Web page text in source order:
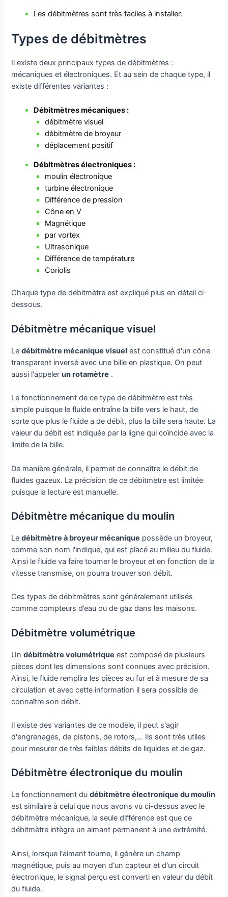
Les débitmètres sont très faciles à installer.
Types de débitmètres
Il existe deux principaux types de débitmètres :
mécaniques et électroniques. Et au sein de chaque type, il
existe différentes variantes :
Débitmètres mécaniques :
débitmètre visuel
débitmètre de broyeur
déplacement positif
Débitmètres électroniques :
moulin électronique
turbine électronique
Différence de pression
Cône en V
Magnétique
par vortex
Ultrasonique
Différence de température
Coriolis
Chaque type de débitmètre est expliqué plus en détail ci-
dessous.
Débitmètre mécanique visuel
Ledébitmètre mécanique visuel est constitué d'un cône
transparent inversé avec une bille en plastique. On peut
aussi l'appelerun rotamètre .
Le fonctionnement de ce type de débitmètre est très
simple puisque le fluide entraîne la bille vers le haut, de
sorte que plus le fluide a de débit, plus la bille sera haute. La
valeur du débit est indiquée par la ligne qui coïncide avec la
limite de la bille.
De manière générale, il permet de connaître le débit de
fluides gazeux. La précision de ce débitmètre est limitée
puisque la lecture est manuelle.
Débitmètre mécanique du moulin
Ledébitmètre à broyeur mécanique possède un broyeur,
comme son nom l'indique, qui est placé au milieu du fluide.
Ainsi le fluide va faire tourner le broyeur et en fonction de la
vitesse transmise, on pourra trouver son débit.
Ces types de débitmètres sont généralement utilisés
comme compteurs d’eau ou de gaz dans les maisons.
Débitmètre volumétrique
Undébitmètre volumétrique est composé de plusieurs
pièces dont les dimensions sont connues avec précision.
Ainsi, le fluide remplira les pièces au fur et à mesure de sa
circulation et avec cette information il sera possible de
connaître son débit.
Il existe des variantes de ce modèle, il peut s'agir
d'engrenages, de pistons, de rotors,… Ils sont très utiles
pour mesurer de très faibles débits de liquides et de gaz.
Débitmètre électronique du moulin
Le fonctionnement dudébitmètre électronique du moulin
est similaire à celui que nous avons vu ci-dessus avec le
débitmètre mécanique, la seule différence est que ce
débitmètre intègre un aimant permanent à une extrémité.
Ainsi, lorsque l'aimant tourne, il génère un champ
magnétique, puis au moyen d'un capteur et d'un circuit
électronique, le signal perçu est converti en valeur du débit
du fluide.